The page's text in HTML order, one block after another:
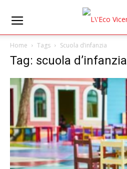
Home Tags Scuola d’infanzia
Tag: scuola d’infanzia